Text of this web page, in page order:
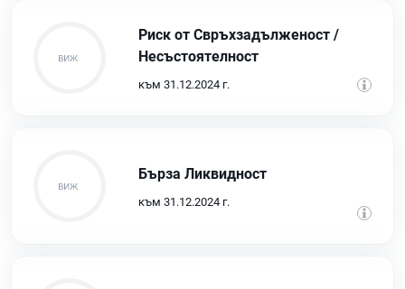
Риск от Свръхзадълженост /
Несъстоятелност
към 31.12.2024 г.
Бърза Ликвидност
към 31.12.2024 г.